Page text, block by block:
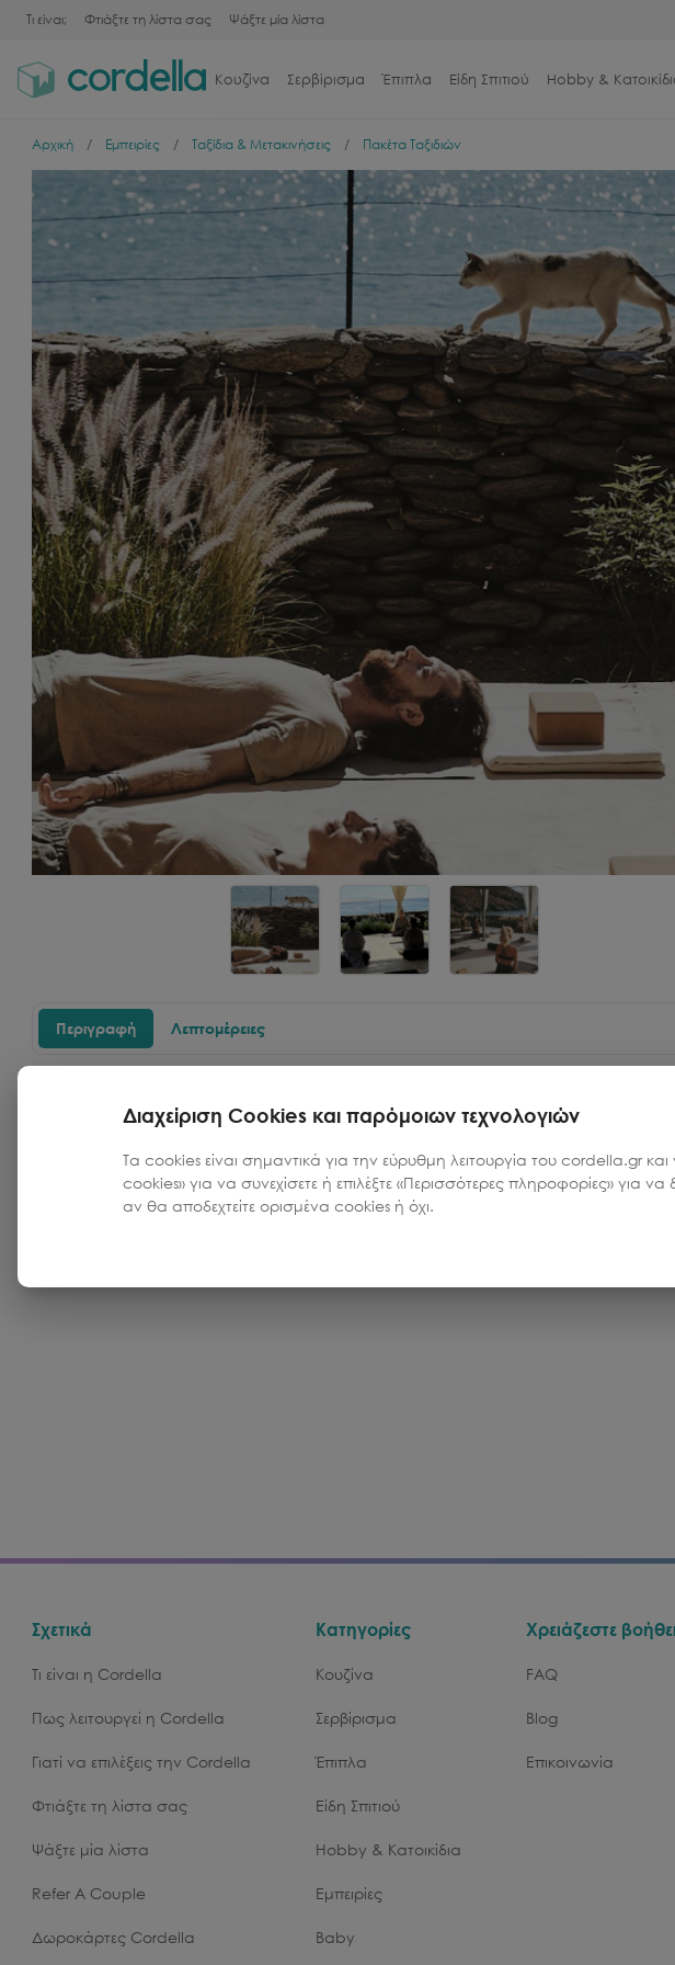
Τι είναι; Φτιάξτε τη λίστα σας Ψάξτε μία λίστα
Κουζίνα Σερβίρισμα Έπιπλα Είδη Σπιτιού Hobby &
Αρχική Εμπειρίες Ταξίδια & Μετακινήσεις Πακέτα Ταξιδιών
Περιγραφή Λεπτομέρειες
μείγμα γιόγκα, διαλογισμού και χορού, μαζί με εναλλακτικές
Σχετικά
Τι είναι η Cordella
Πως λειτουργεί η Cordella
Γιατί να επιλέξεις την Cordella
Φτιάξτε τη λίστα σας
Ψάξτε μία λίστα
Refer A Couple
Δωροκάρτες Cordella
Κατηγορίες
Κουζίνα
Σερβίρισμα
Έπιπλα
Είδη Σπιτιού
Hobby & Κατοικίδια
Εμπειρίες
Baby
Χρειάζεστε
FAQ
Blog
Επικοινωνία
Διαχείριση Cookies και παρόμοιων τεχνολογιών
Τα cookies είναι σημαντικά για την εύρυθμη λειτουργία του cordella.gr
cookies» για να συνεχίσετε ή επιλέξτε «Περισσότερες πληροφορίες» για
αν θα αποδεχτείτε ορισμένα cookies ή όχι.